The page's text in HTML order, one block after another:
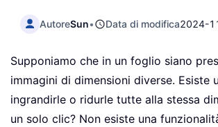
AutoreSun• Data di modifica2024-
Supponiamo che in un foglio siano
immagini di dimensioni diverse. Esiste
ingrandirle o ridurle tutte alla stessa
un solo clic? Non esiste una